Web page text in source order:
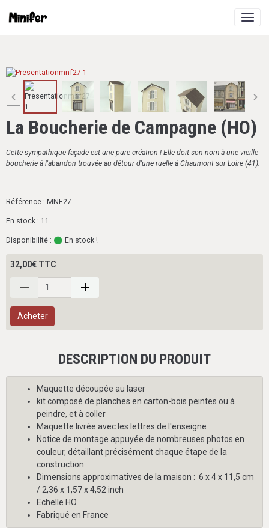
La Boucherie de Campagne (HO)
Cette sympathique façade est une pure création ! Elle doit son nom à une vieille
boucherie à l'abandon trouvée au détour d'une ruelle à Chaumont sur Loire (41).
Référence : MNF27
En stock : 11
Disponibilité : En stock !
32,00€ TTC
Acheter
DESCRIPTION DU PRODUIT
Maquette découpée au laser
kit composé de planches en carton-bois peintes ou à
peindre, et à coller
Maquette livrée avec les lettres de l'enseigne
Notice de montage appuyée de nombreuses photos en
couleur, détaillant précisément chaque étape de la
construction
Dimensions approximatives de la maison : 6 x 4 x 11,5 cm
/ 2,36 x 1,57 x 4,52 inch
Echelle HO
Fabriqué en France